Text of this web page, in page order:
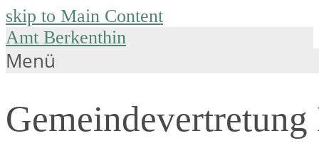
skip to Main Content
Amt Berkenthin
Menü